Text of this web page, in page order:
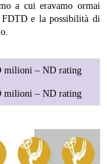
a cui eravamo ormai
e la possibilità di
milioni – ND rating
milioni – ND rating